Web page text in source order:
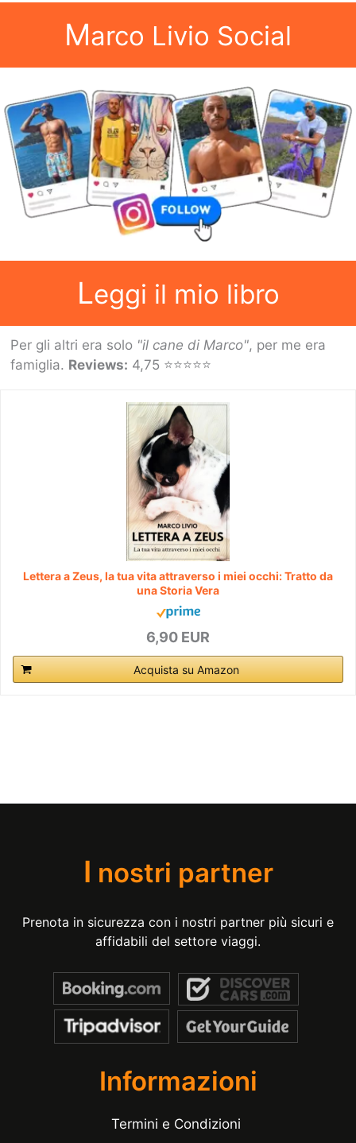
Marco Livio Social
Leggi il mio libro
Per gli altri era solo "il cane di Marco", per me era
famiglia. Reviews: 4,75 ⭐⭐⭐⭐⭐
Lettera a Zeus, la tua vita attraverso i miei occhi: Tratto da
una Storia Vera
6,90 EUR
Acquista su Amazon
I nostri partner
Prenota in sicurezza con i nostri partner più sicuri e
affidabili del settore viaggi.
Informazioni
Termini e Condizioni